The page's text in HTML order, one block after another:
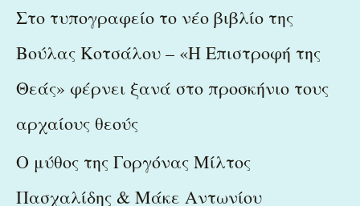
c
f
o
Στο τυπογραφείο το νέο βιβλίο της
Βούλας Κοτσάλου – «Η Επιστροφή της
Θεάς» φέρνει ξανά στο προσκήνιο τους
αρχαίους θεούς
Ο μύθος της Γοργόνας Μίλτος
Πασχαλίδης & Μάκε Αντωνίου